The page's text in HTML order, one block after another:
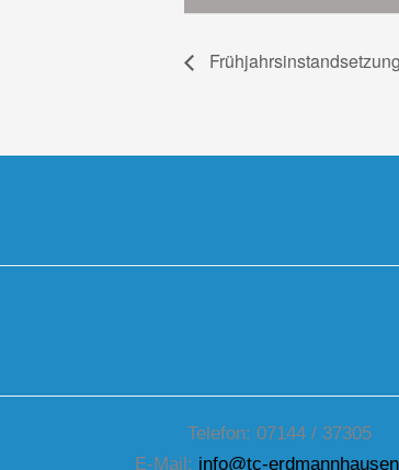
Frühjahrsinstandsetzung
Telefon: 07144 / 37305
E-Mail: info@tc-